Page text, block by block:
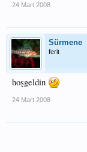
24 Mart 2008
Sürmene
ferit
hoşgeldin
24 Mart 2008